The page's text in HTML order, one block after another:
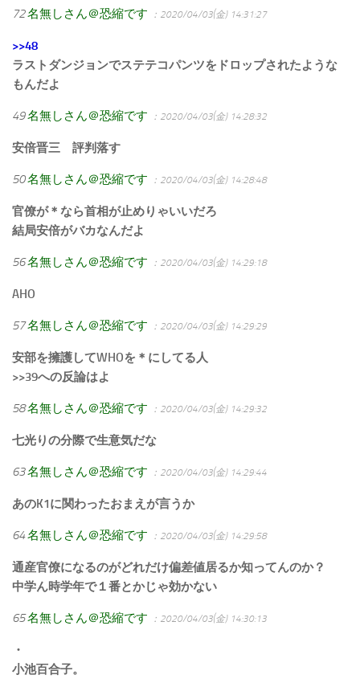
72名無しさん＠恐縮です ：2020/04/03(金) 14:31:27
>>48
ラストダンジョンでステテコパンツをドロップされたような
もんだよ
49名無しさん＠恐縮です ：2020/04/03(金) 14:28:32
安倍晋三 評判落す
50名無しさん＠恐縮です ：2020/04/03(金) 14:28:48
官僚が＊なら首相が止めりゃいいだろ
結局安倍がバカなんだよ
56名無しさん＠恐縮です ：2020/04/03(金) 14:29:18
AHO
57名無しさん＠恐縮です ：2020/04/03(金) 14:29:29
安部を擁護してWHOを＊にしてる人
>>39への反論はよ
58名無しさん＠恐縮です ：2020/04/03(金) 14:29:32
七光りの分際で生意気だな
63名無しさん＠恐縮です ：2020/04/03(金) 14:29:44
あのK1に関わったおまえが言うか
64名無しさん＠恐縮です ：2020/04/03(金) 14:29:58
通産官僚になるのがどれだけ偏差値居るか知ってんのか？
中学ん時学年で１番とかじゃ効かない
65名無しさん＠恐縮です ：2020/04/03(金) 14:30:13
・
小池百合子。